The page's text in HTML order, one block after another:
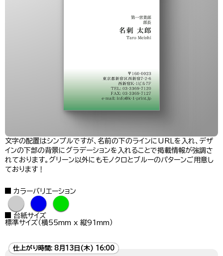
文字の配置はシンプルですが、名前の下のラインにURLを入れ、デザ
インの下部の背景にグラデーションを入れることで掲載情報が強調さ
れております。グリーン以外にもモノクロとブルーのパターンご用意し
ております！
カラーバリエーション
● ● ●
台紙サイズ
標準サイズ（横55mm x 縦91mm）
仕上がり時間: 8月13日(木) 16:00